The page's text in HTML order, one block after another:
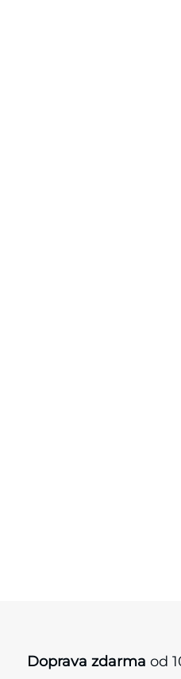
Doprava zdarma od